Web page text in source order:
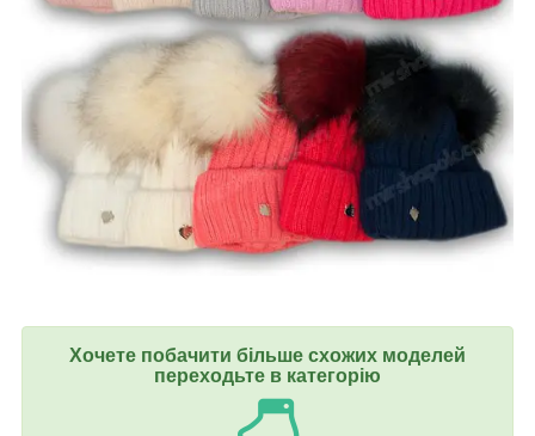
Хочете побачити більше схожих моделей
переходьте в категорію